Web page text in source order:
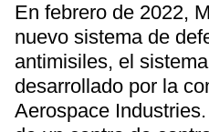
En febrero de 2022,
nuevo sistema de
antimisiles, el
desarrollado por la
Aerospace